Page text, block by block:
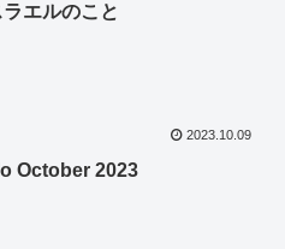
ラエルのこと
2023.10.09
October 2023